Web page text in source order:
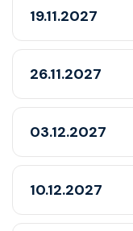
19.11.2027
26.11.2027
03.12.2027
10.12.2027